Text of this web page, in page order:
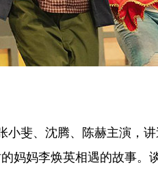
斐、沈腾、陈赫主演，
妈妈李焕英相遇的故事。